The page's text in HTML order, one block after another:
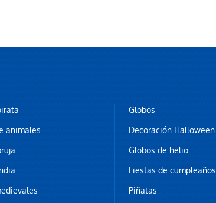
animales
Globos
Decoración Halloween
Globos de helio
Fiestas de cumpleaños
Piñatas